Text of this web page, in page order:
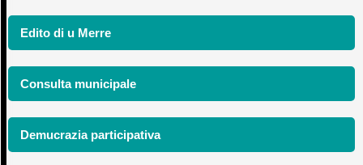
Edito di u Merre
Consulta municipale
Demucrazia participativa